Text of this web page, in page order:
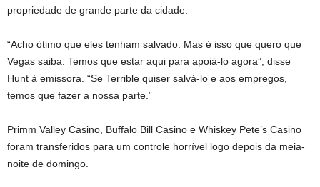
propriedade de grande parte da cidade.
“Acho ótimo que eles tenham salvado. Mas é isso que quero que
Vegas saiba. Temos que estar aqui para apoiá-lo agora”, disse
Hunt à emissora. “Se Terrible quiser salvá-lo e aos empregos,
temos que fazer a nossa parte.”
Primm Valley Casino, Buffalo Bill Casino e Whiskey Pete’s Casino
foram transferidos para um controle horrível logo depois da meia-
noite de domingo.